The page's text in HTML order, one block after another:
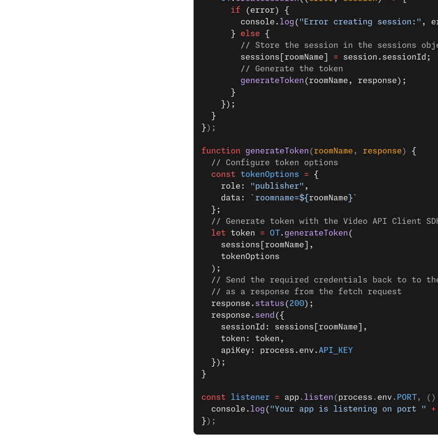
      if
(error) {
        console.
log ( "Error creating session:" ,
      }
else {
// Store the session in the sessions
        sessions[roomName]
= session.sessionId;
        // Generate the token
        generateToken
(roomName, response);
      }
    });
  }
} );
function generateToken ( roomName , response ) {
  // Configure token options
  const
tokenOptions = {
    role:
"publisher" ,
    data:
`roomname=${ roomName }`
  };
// Generate token with the Video API Client
  let
token = OT. generateToken (
    sessions[roomName],
    tokenOptions
  );
// Send the required credentials back to to
  // as a response from the fetch request
  response.
status ( 200);
  response.
send ({
    sessionId: sessions[roomName],
    token: token,
    apiKey: process.env.
API_KEY
  });
}
const listener = app . listen ( process . env . PORT, ()
  console.
log ( "Your app is listening on port " +
} );